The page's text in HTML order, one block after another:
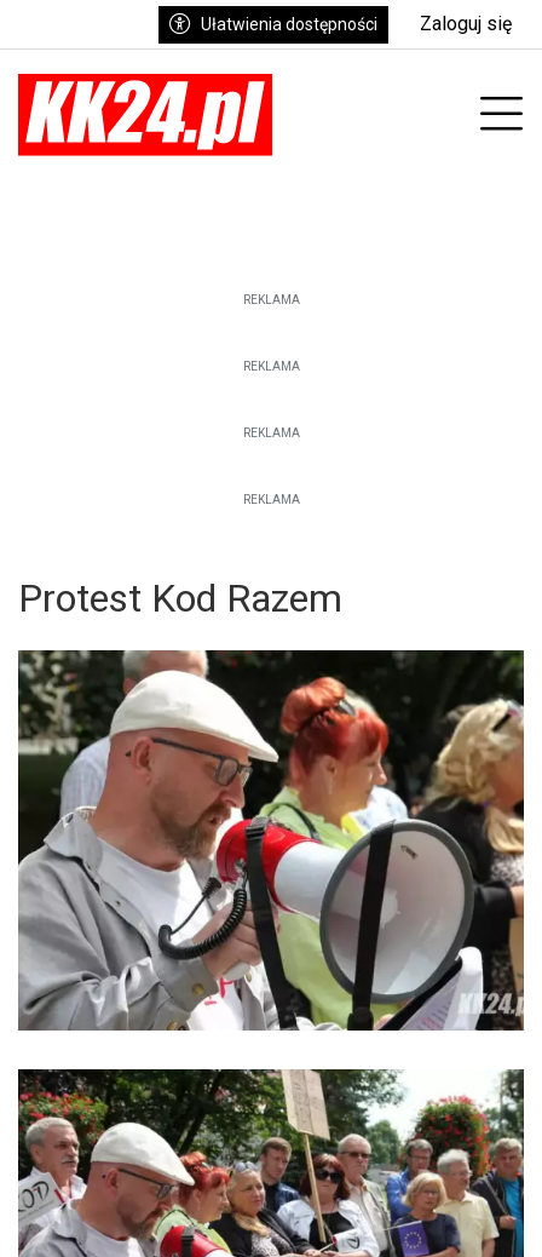
Ułatwienia dostępności Zaloguj się
REKLAMA
REKLAMA
REKLAMA
REKLAMA
Protest Kod Razem